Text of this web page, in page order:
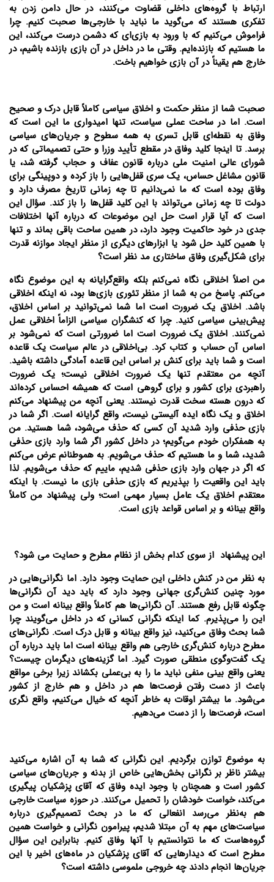
ارتباط با گروه‌های داخلی قضاوت می‌کنند، در حال دامن زدن به
تفکری هستند که می‌گوید ما نباید با خارجی‌ها صحبت کنیم. چرا
فراموش می‌کنیم که با ورود به بازی‌ای که دشمن درست می‌کند، این
ما هستیم که بازنده‌ایم. وقتی ما در داخل در آن بازی بازنده باشیم، در
خارج هم یقیناً در آن بازی خواهیم باخت.
صحبت شما از منظر حکمت و اخلاق سیاسی کاملاً قابل درک و صحیح
است. اما در ساحت عملی سیاست، تنها امیدواری ما این است که
وفاق به نقطه‌ای قابل تسری به همه سطوح و جریان‌های سیاسی
برسد. تا اینجا کلید وفاق در مقطع تأیید وزرا و حتی تصمیماتی که در
شورای عالی امنیت ملی درباره قانون عفاف و حجاب گرفته شد، یا
قانون مشاغل حساس، یک سری قفل‌هایی را باز کرده و دوپینگی برای
وفاق بوده است که ما نمی‌دانیم تا چه زمانی تاریخ مصرف دارد و
دولت تا چه زمانی می‌تواند با این کلید قفل‌ها را باز کند. سؤال این
است که آیا قرار است حل این موضوعات که درباره آنها اختلافات
جدی در خود حاکمیت وجود دارد، در همین ساحت باقی بماند و تنها
با همین کلید حل شود یا ابزارهای دیگری از منظر ایجاد موازنه قدرت
برای شکل‌گیری وفاق ساختاری مد نظر است؟
من اصلاً اخلاقی نگاه نمی‌کنم بلکه واقع‌گرایانه به این موضوع نگاه
می‌کنم. پاسخ من به شما از منظر تئوری بازی‌ها بود، نه اینکه اخلاقی
باشد. اخلاق یک ضرورت است اما شما نمی‌توانید بر اساس اخلاق،
پیش‌بینی سیاسی کنید. چرا که کنشگران سیاسی الزاماً اخلاقی عمل
نمی‌کنند. اخلاق یک ضرورت است اما ضرورتی است که نمی‌شود بر
اساس آن حساب و کتاب کرد. بی‌اخلاقی در عالم سیاست یک قاعده
است و شما باید برای کنش بر اساس این قاعده آمادگی داشته باشید.
آنچه من معتقدم تنها یک ضرورت اخلاقی نیست؛ یک ضرورت
راهبردی برای کشور و برای گروهی است که همیشه احساس کرده‌اند
که درون هسته سخت قدرت نیستند. یعنی آنچه من پیشنهاد می‌کنم
اخلاق و یک نگاه ایده آلیستی نیست، واقع گرایانه است. اگر شما در
بازی حذفی وارد شدید آن کسی که حذف می‌شود، شما هستید. من
به همفکران خودم می‌گویم؛ در داخل کشور اگر شما وارد بازی حذفی
شدید، شما و ما هستیم که حذف می‌شویم. به هموطنانم عرض می‌کنم
که اگر در جهان وارد بازی حذفی شدیم، ماییم که حذف می‌شویم. لذا
باید این واقعیت را بپذیریم که بازی حذفی بازی ما نیست. با اینکه
معتقدم اخلاق یک عامل بسیار مهمی است؛ ولی پیشنهاد من کاملاً
واقع‌ بینانه و بر اساس قواعد بازی است.
این پیشنهاد از سوی کدام بخش از نظام مطرح و حمایت می شود؟
به نظر من در کنش داخلی این حمایت وجود دارد. اما نگرانی‌هایی در
مورد چنین کنش‌گری جهانی وجود دارد که باید دید آن نگرانی‌ها
چگونه قابل رفع هستند. آن نگرانی‌ها هم کاملاً واقع بینانه است و من
این را می‌پذیرم. کما اینکه نگرانی کسانی که در داخل می‌گویند چرا
شما بحث وفاق می‌کنید، نیز واقع بینانه و قابل درک است. نگرانی‌های
مطرح درباره کنش‌گری خارجی هم واقع بینانه است اما باید درباره آن
یک گفت‌و‌گوی منطقی صورت گیرد. اما گزینه‌های دیگرمان چیست؟
یعنی واقع بینی منفی نباید ما را به بی‌عملی بکشاند زیرا برخی مواقع
باعث از دست رفتن فرصت‌ها هم در داخل و هم خارج از کشور
می‌شود. ما بیشتر اوقات به خاطر آنچه که خیال می‌کنیم، واقع نگری
است، فرصت‌ها را از دست می‌دهیم.
به موضوع توازن برگردیم. این نگرانی که شما به آن اشاره می‌کنید
بیشتر ناظر بر نگرانی بخش‌هایی خاص از بدنه و جریان‌های سیاسی
کشور است و همچنان با وجود ایده وفاق که آقای پزشکیان پیگیری
می‌کند، خواست خودشان را تحمیل می‌کنند. در حوزه سیاست خارجی
هم به‌نظر می‌رسد انفعالی که ما در بحث تصمیم‌گیری درباره
سیاست‌های مهم به آن مبتلا شدیم، پیرامون نگرانی و خواست همین
گروه‌هاست که ما نتوانستیم با آنها وفاق کنیم. بنابراین این سؤال
مطرح است که دیدارهایی که آقای پزشکیان در ماه‌های اخیر با این
جریان‌ها انجام دادند چه خروجی ملموسی داشته است؟